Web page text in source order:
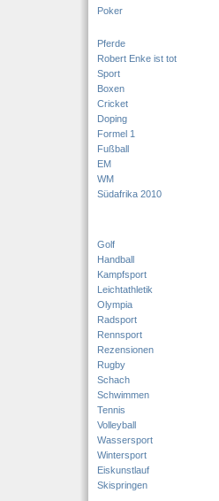
Poker
Pferde
Robert Enke ist tot
Sport
Boxen
Cricket
Doping
Formel 1
Fußball
EM
WM
Südafrika 2010
Golf
Handball
Kampfsport
Leichtathletik
Olympia
Radsport
Rennsport
Rezensionen
Rugby
Schach
Schwimmen
Tennis
Volleyball
Wassersport
Wintersport
Eiskunstlauf
Skispringen